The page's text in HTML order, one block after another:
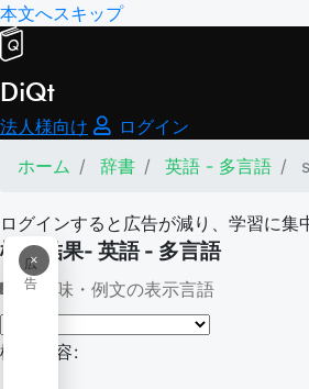
本文へスキップ
DiQt
法人様向け
ログイン
ホーム
辞書 英語 - 多言語
ログインすると広告が減り、学習に集
×
広
告
検索結果- 英語 - 多言語
意味・例文の表示言語
検索内容: